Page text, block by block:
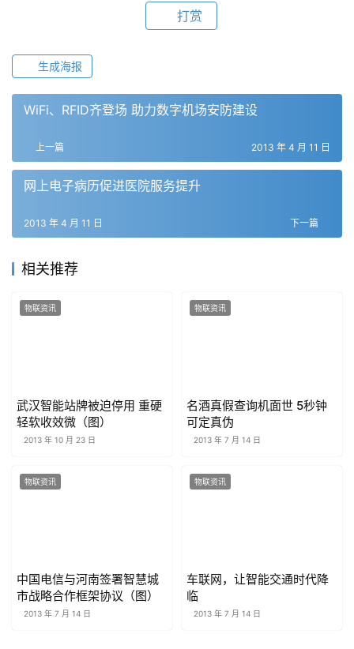
打赏
生成海报
WiFi、RFID齐登场 助力数字机场安防建设
上一篇 2013 年 4 月 11 日
网上电子病历促进医院服务提升
下一篇
2013 年 4 月 11 日
相关推荐
物联资讯
武汉智能站牌被迫停用 重硬
轻软收效微（图）
2013 年 10 月 23 日
物联资讯
名酒真假查询机面世 5秒钟
可定真伪
2013 年 7 月 14 日
物联资讯
中国电信与河南签署智慧城
市战略合作框架协议（图）
2013 年 7 月 14 日
物联资讯
车联网，让智能交通时代降
临
2013 年 7 月 14 日